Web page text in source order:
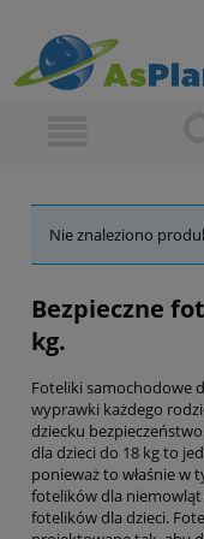
Nie znaleziono
Bezpieczne
kg.
Foteliki samochodowe
wyprawki każdego
dziecku
dla dzieci do 18 kg to
ponieważ to właśnie w
fotelików dla niemowląt
fotelików dla dzieci.